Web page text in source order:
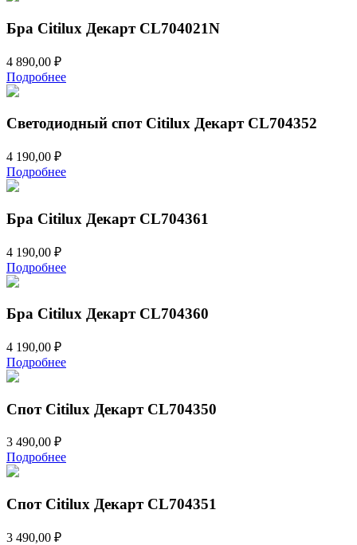
799,00 ₽.
Бра Citilux Декарт CL704021N
4 890,00 ₽
Подробнее
Светодиодный спот Citilux Декарт CL704352
4 190,00 ₽
Подробнее
Бра Citilux Декарт CL704361
4 190,00 ₽
Подробнее
Бра Citilux Декарт CL704360
4 190,00 ₽
Подробнее
Спот Citilux Декарт CL704350
3 490,00 ₽
Подробнее
Спот Citilux Декарт CL704351
3 490,00 ₽